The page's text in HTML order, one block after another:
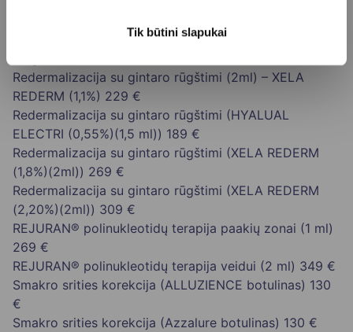
Tik būtini slapukai
PRP procedūra veidui, kaklui ar dekoltė (vienas
Redermalizacija su gintaro rūgštimi (2ml) – XELA
REDERM (1,1%) 229 €
Redermalizacija su gintaro rūgštimi (HYALUAL
ELECTRI (0,55%)(1,5 ml)) 189 €
Redermalizacija su gintaro rūgštimi (XELA REDERM
(1,8%)(2ml)) 269 €
Redermalizacija su gintaro rūgštimi (XELA REDERM
(2,20%)(2ml)) 309 €
REJURAN® polinukleotidų terapija paakių zonai (1 ml)
269 €
REJURAN® polinukleotidų terapija veidui (2 ml) 349 €
Smakro srities korekcija (ALLUZIENCE botulinas) 130
€
Smakro srities korekcija (Azzalure botulinas) 130 €